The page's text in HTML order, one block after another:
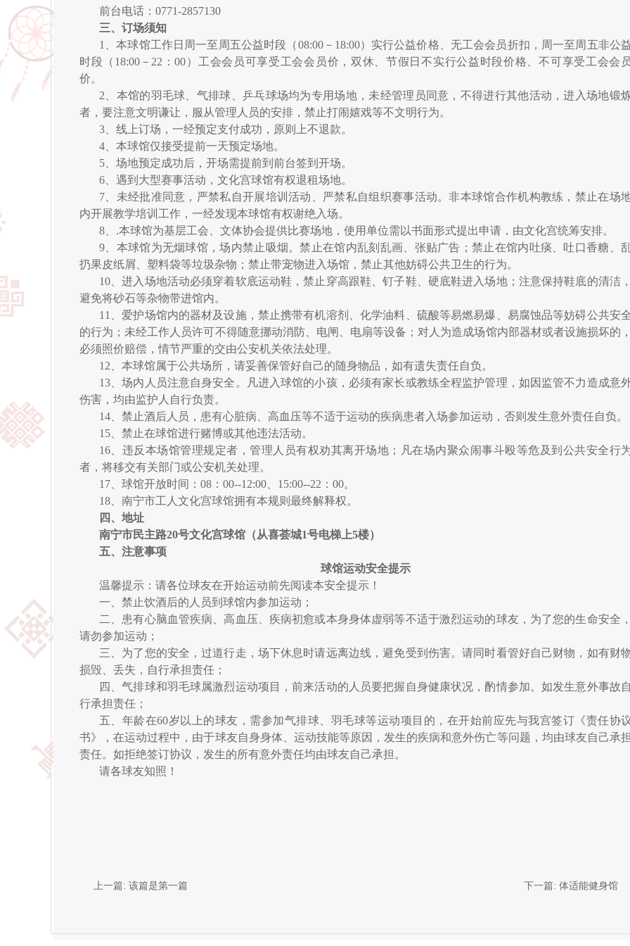
前台电话： 0771-2857130
三、订场须知
1、本球馆工作日周一至周五公益时段（08:00－18:00）实行公益价格、无工会会员折扣，周一至周五非公
时段（18:00－22：00）工会会员可享受工会会员价，双休、节假日不实行公益时段价格、不可享受工会会员
价。
2、本馆的羽毛球、气排球、乒乓球场均为专用场地，未经管理员同意，不得进行其他活动，进入场地锻
者，要注意文明谦让，服从管理人员的安排，禁止打闹嬉戏等不文明行为。
3、线上订场，一经预定支付成功，原则上不退款。
4、本球馆仅接受提前一天预定场地。
5、场地预定成功后，开场需提前到前台签到开场。
6、遇到大型赛事活动，文化宫球馆有权退租场地。
7、未经批准同意，严禁私自开展培训活动、严禁私自组织赛事活动。非本球馆合作机构教练，禁止在场
内开展教学培训工作，一经发现本球馆有权谢绝入场。
8、.本球馆为基层工会、文体协会提供比赛场地，使用单位需以书面形式提出申请，由文化宫统筹安排。
9、本球馆为无烟球馆，场内禁止吸烟。禁止在馆内乱刻乱画、张贴广告；禁止在馆内吐痰、吐口香糖、
扔果皮纸屑、塑料袋等垃圾杂物；禁止带宠物进入场馆，禁止其他妨碍公共卫生的行为。
10、进入场地活动必须穿着软底运动鞋，禁止穿高跟鞋、钉子鞋、硬底鞋进入场地；注意保持鞋底的清洁，
避免将砂石等杂物带进馆内。
11、爱护场馆内的器材及设施，禁止携带有机溶剂、化学油料、硫酸等易燃易爆、易腐蚀品等妨碍公共安
的行为；未经工作人员许可不得随意挪动消防、电闸、电扇等设备；对人为造成场馆内部器材或者设施损坏的，
必须照价赔偿，情节严重的交由公安机关依法处理。
12、本球馆属于公共场所，请妥善保管好自己的随身物品，如有遗失责任自负。
13、场内人员注意自身安全。凡进入球馆的小孩，必须有家长或教练全程监护管理，如因监管不力造成意
伤害，均由监护人自行负责。
14、禁止酒后人员，患有心脏病、高血压等不适于运动的疾病患者入场参加运动，否则发生意外责任自负。
15、禁止在球馆进行赌博或其他违法活动。
16、违反本场馆管理规定者，管理人员有权劝其离开场地；凡在场内聚众闹事斗殴等危及到公共安全行
者，将移交有关部门或公安机关处理。
17、球馆开放时间：08：00--12:00、15:00--22：00。
18、南宁市工人文化宫球馆拥有本规则最终解释权。
四、地址
南宁市民主路20号文化宫球馆（从喜荟城1号电梯上5楼）
五、注意事项
球馆运动安全提示
温馨提示：请各位球友在开始运动前先阅读本安全提示！
一、禁止饮酒后的人员到球馆内参加运动；
二、患有心脑血管疾病、高血压、疾病初愈或本身身体虚弱等不适于激烈运动的球友，为了您的生命安全，
请勿参加运动；
三、为了您的安全，过道行走，场下休息时请远离边线，避免受到伤害。请同时看管好自己财物，如有财
损毁、丢失，自行承担责任；
四、气排球和羽毛球属激烈运动项目，前来活动的人员要把握自身健康状况，酌情参加。如发生意外事故自
行承担责任；
五、年龄在60岁以上的球友，需参加气排球、羽毛球等运动项目的，在开始前应先与我宫签订《责任协
书》，在运动过程中，由于球友自身身体、运动技能等原因，发生的疾病和意外伤亡等问题，均由球友自己承担
责任。如拒绝签订协议，发生的所有意外责任均由球友自己承担。
请各球友知照！
上一篇: 该篇是第一篇 下一篇: 体适能健身馆